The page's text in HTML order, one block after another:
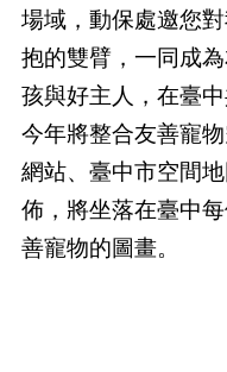
場域，動保處邀您
抱的雙臂，一同成
孩與好主人，在臺中
今年將整合友善寵
網站、臺中市空間
佈，將坐落在臺中
善寵物的圖畫。